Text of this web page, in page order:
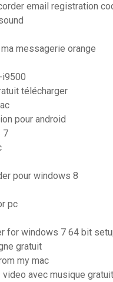
email registration
messagerie orange
i9500
télécharger
pour android
7
pour windows 8
pc
for windows 7 64 bit
gratuit
my mac
avec musique